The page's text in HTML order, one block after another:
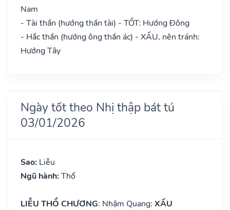
Nam
- Tài thần (hướng thần tài) - TỐT: Hướng Đông
- Hắc thần (hướng ông thần ác) - XẤU, nên tránh:
Hướng Tây
Ngày tốt theo Nhị thập bát tú
03/01/2026
Sao: Liễu
Ngũ hành: Thổ
LIỄU THỔ CHƯƠNG: Nhậm Quang: XẤU